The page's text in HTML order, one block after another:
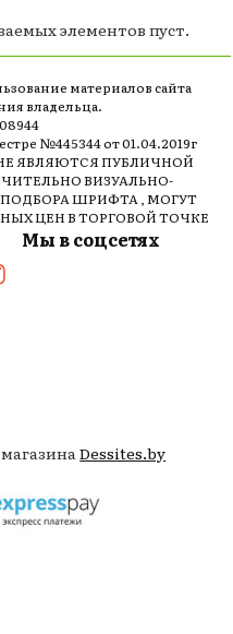
элементов пуст.
материалов сайта
владельца.
№445344 от 01.04.2019г
ЯВЛЯЮТСЯ ПУБЛИЧНОЙ
ВИЗУАЛЬНО-
ШРИФТА , МОГУТ
ЦЕН В ТОРГОВОЙ ТОЧКЕ
Мы в соцсетях
Dessites.by